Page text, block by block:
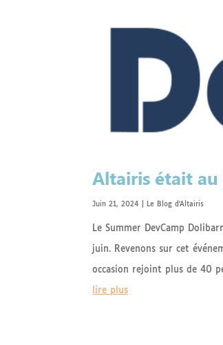
Altairis était au
Juin 21, 2024 Le Blog d'Altairis
Le Summer DevCamp
juin. Revenons sur cet
occasion rejoint plus de 40
lire plus